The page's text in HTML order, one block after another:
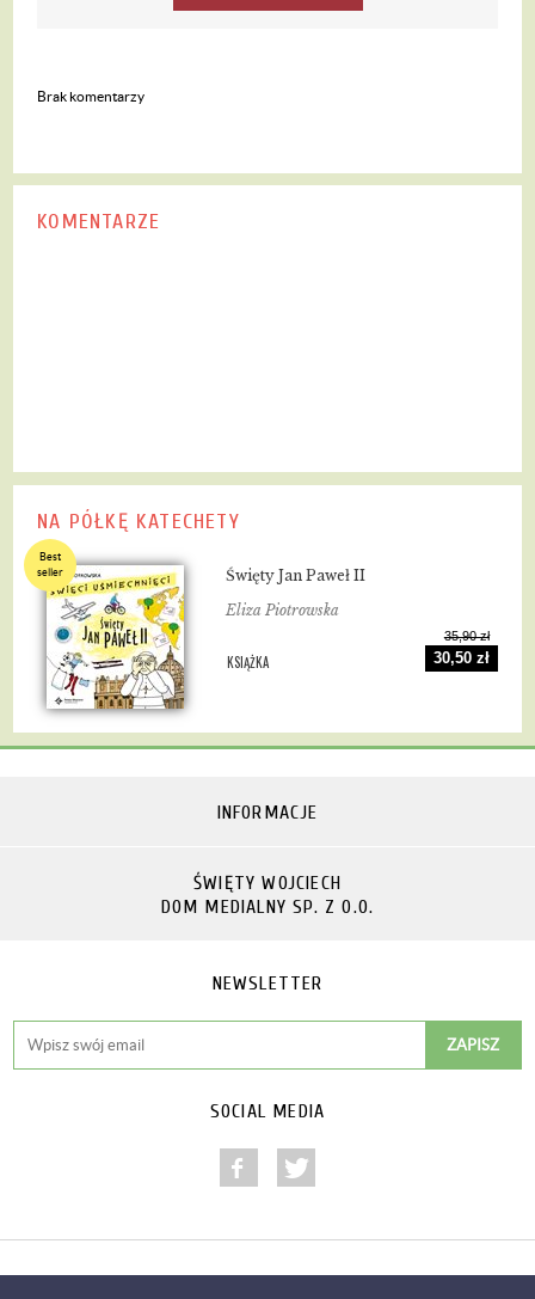
Brak komentarzy
KOMENTARZE
NA PÓŁKĘ KATECHETY
Best
seller
Święty Jan Paweł II
Eliza Piotrowska
KSIĄŻKA
35,90 zł
30,50 zł
INFORMACJE
ŚWIĘTY WOJCIECH
DOM MEDIALNY SP. Z O.O.
NEWSLETTER
SOCIAL MEDIA